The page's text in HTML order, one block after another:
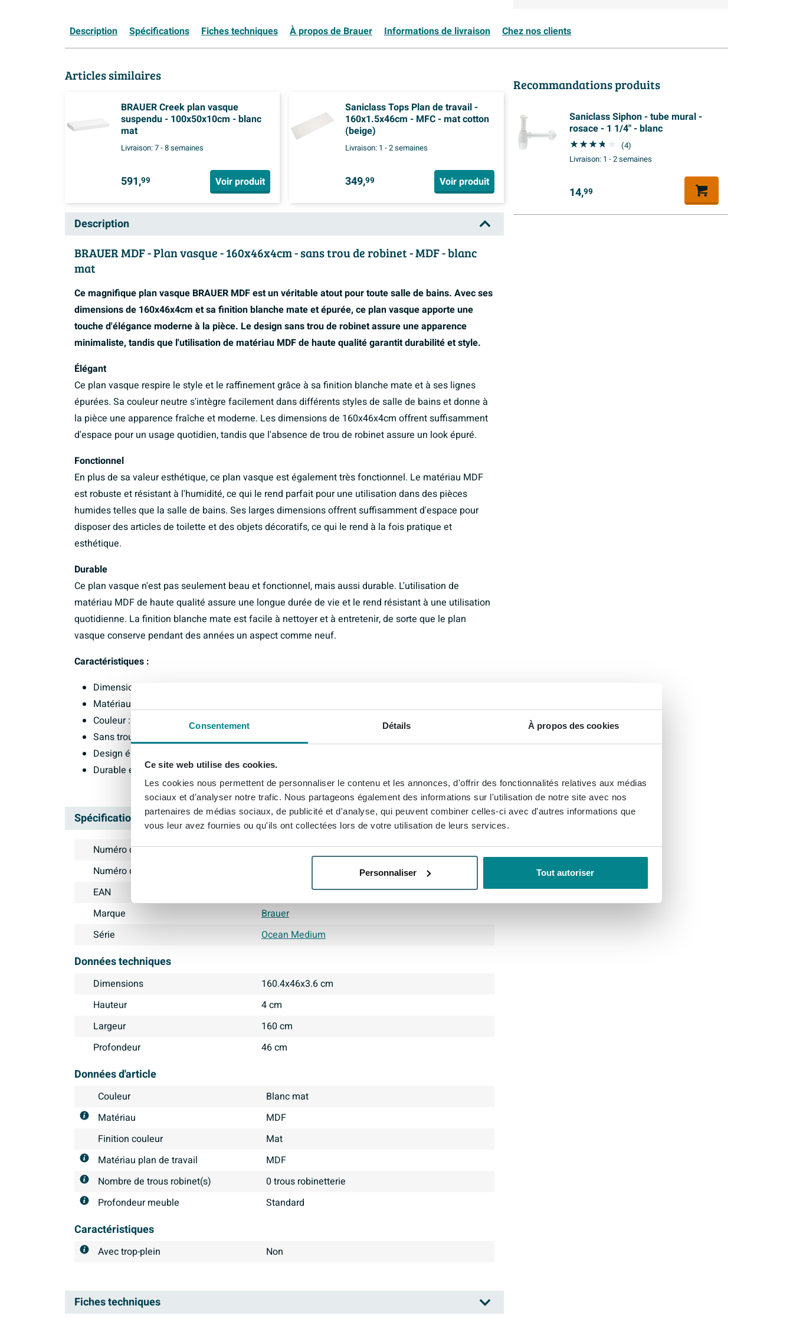
Consentement Détails À propos des cookies
Ce site web utilise des cookies.
Les cookies nous permettent de personnaliser le contenu et les annonces, d'offrir des fonctionnalités relatives aux médias
sociaux et d'analyser notre trafic. Nous partageons également des informations sur l'utilisation de notre site avec nos
partenaires de médias sociaux, de publicité et d'analyse, qui peuvent combiner celles-ci avec d'autres informations que
vous leur avez fournies ou qu'ils ont collectées lors de votre utilisation de leurs services.
Personnaliser Tout autoriser
Description Spécifications Fiches techniques À propos de Brauer Informations de livraison Chez nos clients
Articles similaires
BRAUER Creek plan vasque
suspendu - 100x50x10cm - blanc
mat
Livraison:7 - 8 semaines
591,99 Voir produit
Saniclass Tops Plan de travail -
160x1.5x46cm - MFC - mat cotton
(beige)
Livraison: 1 - 2 semaines
349,99 Voir produit
Description
BRAUER MDF - Plan vasque - 160x46x4cm - sans trou de robinet - MDF - blanc
mat
Ce magnifique plan vasque BRAUER MDF est un véritable atout pour toute salle de bains. Avec ses
dimensions de 160x46x4cm et sa finition blanche mate et épurée, ce plan vasque apporte une
touche d'élégance moderne à la pièce. Le design sans trou de robinet assure une apparence
minimaliste, tandis que l'utilisation de matériau MDF de haute qualité garantit durabilité et style.
Élégant
Ce plan vasque respire le style et le raffinement grâce à sa finition blanche mate et à ses lignes
épurées. Sa couleur neutre s'intègre facilement dans différents styles de salle de bains et donne à
la pièce une apparence fraîche et moderne. Les dimensions de 160x46x4cm offrent suffisamment
d'espace pour un usage quotidien, tandis que l'absence de trou de robinet assure un look épuré.
Fonctionnel
En plus de sa valeur esthétique, ce plan vasque est également très fonctionnel. Le matériau MDF
est robuste et résistant à l'humidité, ce qui le rend parfait pour une utilisation dans des pièces
humides telles que la salle de bains. Ses larges dimensions offrent suffisamment d'espace pour
disposer des articles de toilette et des objets décoratifs, ce qui le rend à la fois pratique et
esthétique.
Durable
Ce plan vasque n'est pas seulement beau et fonctionnel, mais aussi durable. L'utilisation de
matériau MDF de haute qualité assure une longue durée de vie et le rend résistant à une utilisation
quotidienne. La finition blanche mate est facile à nettoyer et à entretenir, de sorte que le plan
vasque conserve pendant des années un aspect comme neuf.
Caractéristiques :
Dimensions : 160x46x4cm
Matériau : MDF
Couleur : blanc mat
Sans trou de robinet
Design élégant et fonctionnel
Durable et facile à entretenir
Spécifications
Numéro d'article
SW371940
Numéro de fournisseur
EAN
8720359348364
Marque
Brauer
Série
Ocean Medium
Données techniques
Dimensions
160.4x46x3.6 cm
Hauteur
4 cm
Largeur
160 cm
Profondeur
46 cm
Données d'article
Couleur
Blanc mat
Matériau
MDF
Finition couleur
mat
Matériau plan de travail
MDF
Nombre de trous robinet(s)
0 trous robinetterie
Profondeur meuble
Standard
Caractéristiques
Avec trop-plein Non
Fiches techniques
Recommandations produits
Saniclass Siphon - tube mural -
rosace - 1 1/4" - blanc
(4)
Livraison: 1 - 2 semaines
14,99